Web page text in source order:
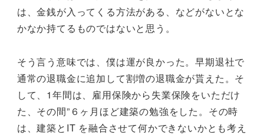
は、金銭が入ってくる方法がある、などがないとな
かなか持てるものではないと思う。
そう言う意味では、僕は運が良かった。早期退社で
通常の退職金に追加して割増の退職金が貰えた。そ
して、1年間は、雇用保険から失業保険をいただけ
た、その間”６ヶ月ほど建築の勉強をした。その時
は、建築とIT を融合させて何かできないかとも考え